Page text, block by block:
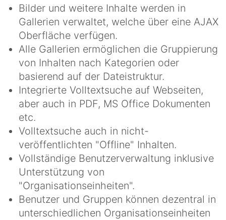
Bilder und weitere Inhalte werden in
Gallerien verwaltet, welche über eine AJAX
Oberfläche verfügen.
Alle Gallerien ermöglichen die Gruppierung
von Inhalten nach Kategorien oder
basierend auf der Dateistruktur.
Integrierte Volltextsuche auf Webseiten,
aber auch in PDF, MS Office Dokumenten
etc.
Volltextsuche auch in nicht-
veröffentlichten "Offline" Inhalten.
Vollständige Benutzerverwaltung inklusive
Unterstützung von
"Organisationseinheiten".
Benutzer und Gruppen können dezentral in
unterschiedlichen Organisationseinheiten